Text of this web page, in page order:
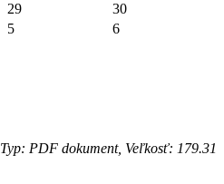
29
30
5 6
Typ: PDF dokument, Veľkosť: 179.31